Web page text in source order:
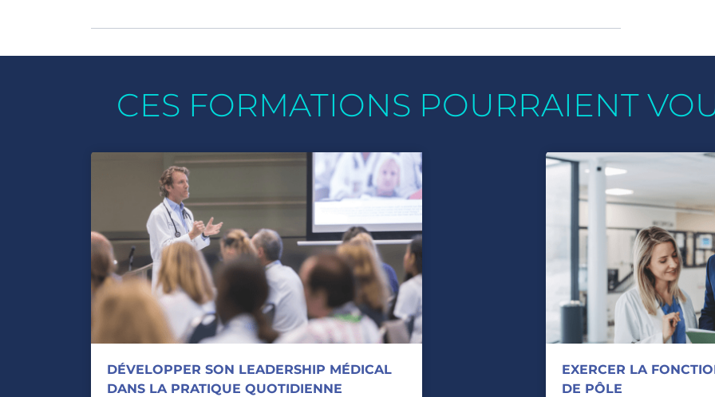
CES FORMATIONS POURRAIENT
DÉVELOPPER SON LEADERSHIP MÉDICAL
DANS LA PRATIQUE QUOTIDIENNE
EXERCER LA
DE PÔLE